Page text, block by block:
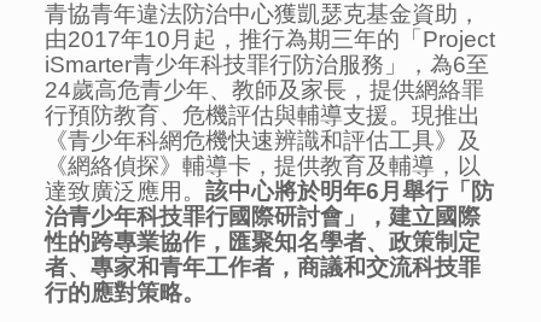
青協青年違法防治中心獲凱瑟克基金資助，
由2017年10月起，推行為期三年的「Project
iSmarter青少年科技罪行防治服務」，為6至
24歲高危青少年、教師及家長，提供網絡罪
行預防教育、危機評估與輔導支援。現推出
《青少年科網危機快速辨識和評估工具》及
《網絡偵探》輔導卡，提供教育及輔導，以
達致廣泛應用。該中心將於明年6月舉行「防
治青少年科技罪行國際研討會」，建立國際
性的跨專業協作，匯聚知名學者、政策制定
者、專家和青年工作者，商議和交流科技罪
行的應對策略。